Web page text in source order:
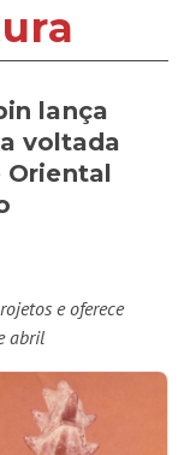
lança
voltada
e oferece
abril